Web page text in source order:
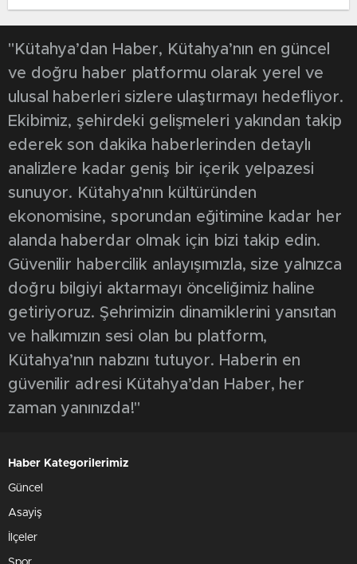
"Kütahya’dan Haber, Kütahya’nın en güncel
ve doğru haber platformu olarak yerel ve
ulusal haberleri sizlere ulaştırmayı hedefliyor.
Ekibimiz, şehirdeki gelişmeleri yakından takip
ederek son dakika haberlerinden detaylı
analizlere kadar geniş bir içerik yelpazesi
sunuyor. Kütahya’nın kültüründen
ekonomisine, sporundan eğitimine kadar her
alanda haberdar olmak için bizi takip edin.
Güvenilir habercilik anlayışımızla, size yalnızca
doğru bilgiyi aktarmayı önceliğimiz haline
getiriyoruz. Şehrimizin dinamiklerini yansıtan
ve halkımızın sesi olan bu platform,
Kütahya’nın nabzını tutuyor. Haberin en
güvenilir adresi Kütahya’dan Haber, her
zaman yanınızda!"
Haber Kategorilerimiz
Güncel
Asayiş
İlçeler